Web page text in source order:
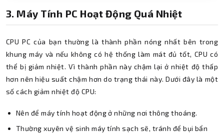
3. Máy Tính PC Hoạt Động Quá Nhiệt
CPU PC của bạn thường là thành phần nóng nhất bên trong
khung máy và nếu không có hệ thống làm mát đủ tốt, CPU có
thể bị giảm nhiệt. Vì thành phần này chậm lại ở nhiệt độ thấp
hơn nên hiệu suất chậm hơn do trạng thái này. Dưới đây là một
số cách giảm nhiệt độ CPU:
Nên để máy tính hoạt động ở những nơi thông thoáng.
Thường xuyên vệ sinh máy tính sạch sẽ, tránh để bụi bẩn